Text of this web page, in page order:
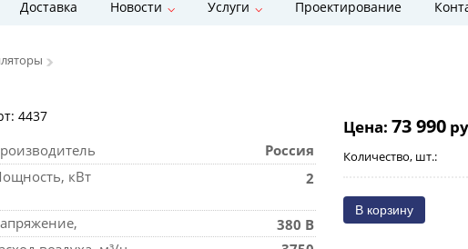
Доставка Новости Услуги Проектирование
4437
Россия
кВт
2
380 В
Цена: 73 990
Количество, шт.: